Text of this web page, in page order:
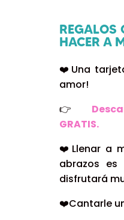
REGALOS
HACER A
❤️Una
amor!
👉
GRATIS.
❤️Llenar a
abrazos es
disfrutará
❤️Cantarle